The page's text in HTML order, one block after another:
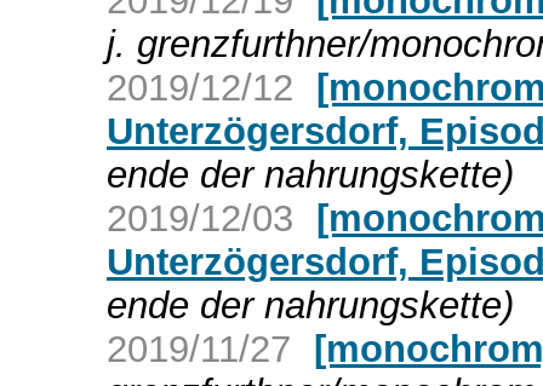
j. grenzfurthner/
2019/12/12
Unterzögersdorf,
ende der nahrungskette)
2019/12/03
Unterzögersdorf,
ende der nahrungskette)
2019/11/27